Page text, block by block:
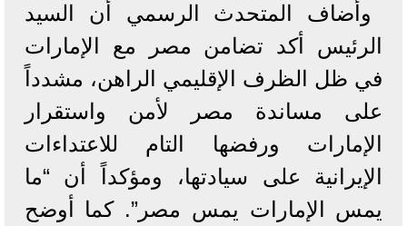
وأضاف المتحدث الرسمي أن السيد
الرئيس أكد تضامن مصر مع الإمارات
في ظل الظرف الإقليمي الراهن، مشدداً
على مساندة مصر لأمن واستقرار
الإمارات ورفضها التام للاعتداءات
الإيرانية على سيادتها، ومؤكداً أن “ما
يمس الإمارات يمس مصر”. كما أوضح